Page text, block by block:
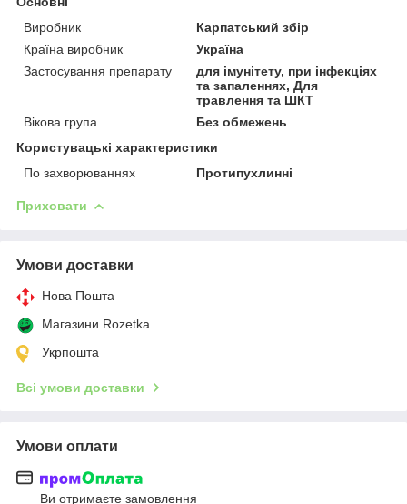
Виробник
Карпатський збір
Країна виробник
Україна
Застосування препарату
для імунітету, при інфекціях
та запаленнях, Для
травлення та ШКТ
Вікова група
Без обмежень
Користувацькі характеристики
По захворюваннях
Протипухлинні
Приховати
Умови доставки
Нова Пошта
Магазини Rozetka
Укрпошта
Всі умови доставки
Умови оплати
Ви отримаєте замовлення